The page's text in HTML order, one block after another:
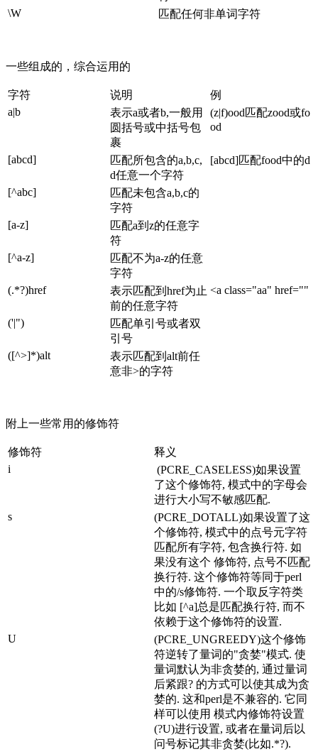
\W
匹配任何非单词字符
一些组成的，综合运用的
字符 说明
例
a|b
表示a或者b,一般用
圆括号或中括号包
裹
(z|f)ood匹配zood或fo
od
[abcd]
匹配所包含的a,b,c,
d任意一个字符
[abcd]匹配food中的d
[^abc]
匹配未包含a,b,c的
字符
[a-z]
匹配a到z的任意字
符
[^a-z]
匹配不为a-z的任意
字符
(.*?)href
表示匹配到href为止
前的任意字符
<a class="aa" href=""
('|")
匹配单引号或者双
引号
([^>]*)alt
表示匹配到alt前任
意非>的字符
附上一些常用的修饰符
修饰符
释义
i
(PCRE_CASELESS)如果设置
了这个修饰符, 模式中的字母会
进行大小写不敏感匹配.
s
(PCRE_DOTALL)如果设置了这
个修饰符, 模式中的点号元字符
匹配所有字符, 包含换行符. 如
果没有这个 修饰符, 点号不匹配
换行符. 这个修饰符等同于perl
中的/s修饰符. 一个取反字符类
比如 [^a]总是匹配换行符, 而不
依赖于这个修饰符的设置.
U
(PCRE_UNGREEDY)这个修饰
符逆转了量词的"贪婪"模式. 使
量词默认为非贪婪的, 通过量词
后紧跟? 的方式可以使其成为贪
婪的. 这和perl是不兼容的. 它同
样可以使用 模式内修饰符设置
(?U)进行设置, 或者在量词后以
问号标记其非贪婪(比如.*?).